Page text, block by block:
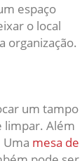
espaço
o local
organização.
um tampo
limpar. Além
mesa de